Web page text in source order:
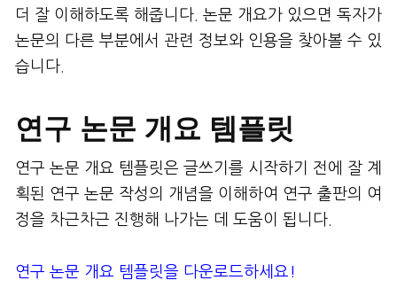
더 잘 이해하도록 해줍니다. 논문 개요가 있으면 독자가
논문의 다른 부분에서 관련 정보와 인용을 찾아볼 수 있
습니다.
연구 논문 개요 템플릿
연구 논문 개요 템플릿은 글쓰기를 시작하기 전에 잘 계
획된 연구 논문 작성의 개념을 이해하여 연구 출판의 여
정을 차근차근 진행해 나가는 데 도움이 됩니다.
연구 논문 개요 템플릿을 다운로드하세요!